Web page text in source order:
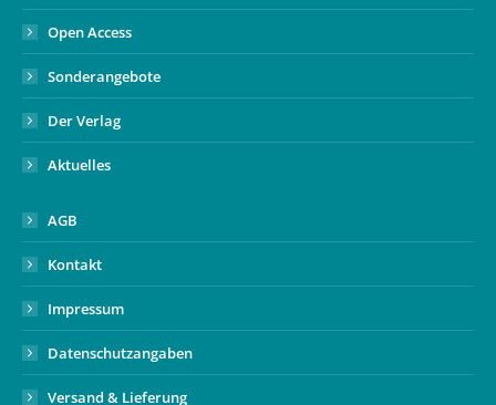
Open Access
Sonderangebote
Der Verlag
Aktuelles
AGB
Kontakt
Impressum
Datenschutzangaben
Versand & Lieferung